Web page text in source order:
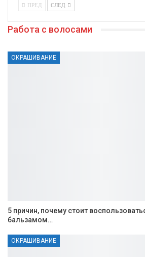
ПРЕД СЛЕД
Работа с волосами
ОКРАШИВАНИЕ
5 причин, почему стоит
бальзамом…
ОКРАШИВАНИЕ